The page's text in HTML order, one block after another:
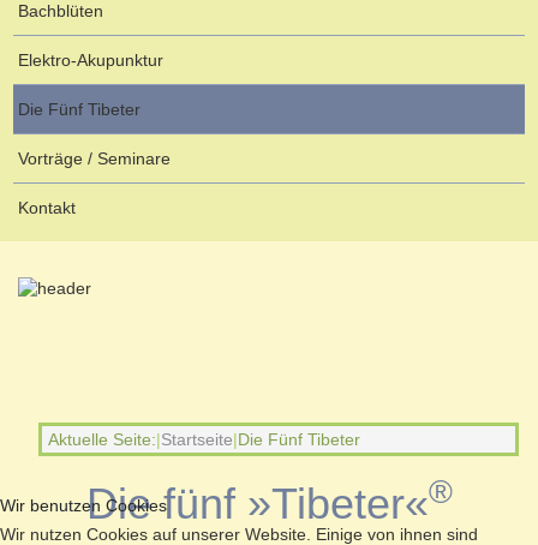
Bachblüten
Elektro-Akupunktur
Die Fünf Tibeter
Vorträge / Seminare
Kontakt
Aktuelle Seite: Startseite Die Fünf Tibeter
Die fünf »Tibeter«®
Wir benutzen Cookies
Wir nutzen Cookies auf unserer Website. Einige von ihnen sind